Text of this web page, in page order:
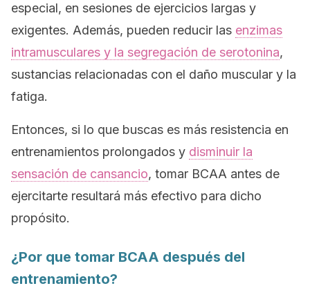
especial, en sesiones de ejercicios largas y
exigentes. Además, pueden reducir las enzimas
intramusculares y la segregación de serotonina,
sustancias relacionadas con el daño muscular y la
fatiga.
Entonces, si lo que buscas es más resistencia en
entrenamientos prolongados y disminuir la
sensación de cansancio, tomar BCAA antes de
ejercitarte resultará más efectivo para dicho
propósito.
¿Por que tomar BCAA después del
entrenamiento?